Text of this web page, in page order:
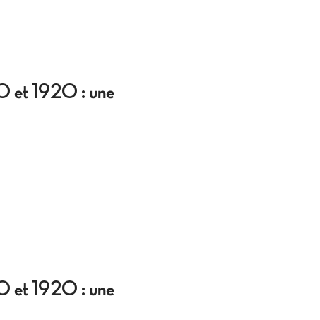
et 1920 : une
et 1920 : une